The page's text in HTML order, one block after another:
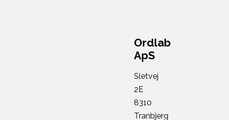
Ordlab
ApS
Sletvej
2E
8310
Tranbjerg